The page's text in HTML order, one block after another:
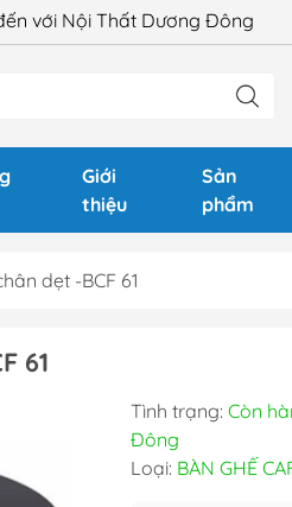
với Nội Thất Dương Đông
Giới
thiệu
Sản
phẩm
GIÁM ĐỐC
TRAINING
Ghế
Ghế
dẹt -BCF 61
61
Tình trạng: Còn
Đông
Loại: BÀN GHẾ